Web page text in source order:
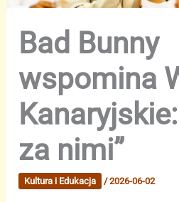
Bad Bunny
wspomina
za nimi”
Kultura i Edukacja /2026-06-02